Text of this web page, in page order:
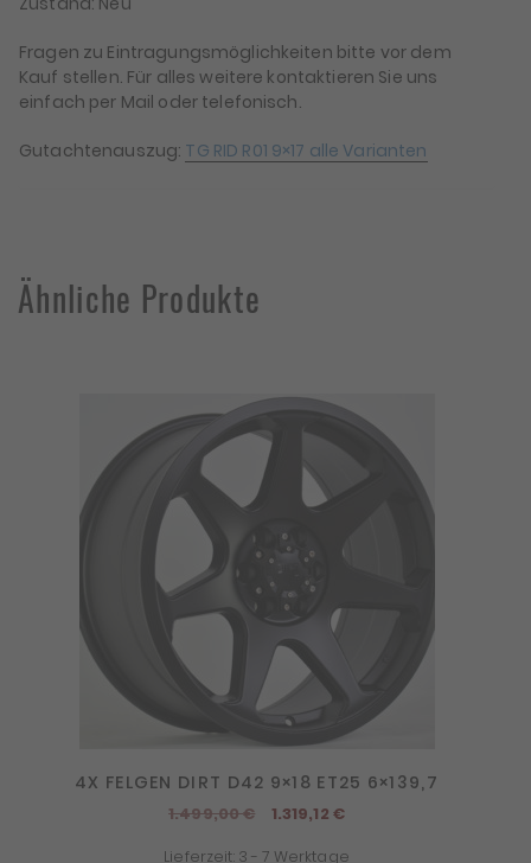
Fragen zu Eintragungsmöglichkeiten bitte vor dem
Kauf stellen. Für alles weitere kontaktieren Sie uns
einfach per Mail oder telefonisch.
Gutachtenauszug: TG RID R01 9×17 alle Varianten
Ähnliche Produkte
4X FELGEN DIRT D42 9×18 ET25 6×139,7
1.499,00€
Ursprünglicher
1.319,12 €Aktueller
Lieferzeit: 3 - 7 Werktage